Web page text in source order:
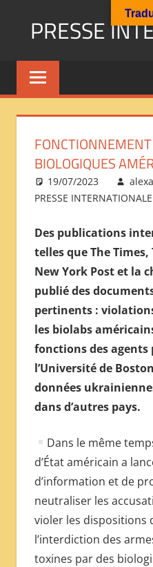
PRESSE
Presse
Internationale
Géopolitique
Immigration
Société
Emploi
Economie
INTERNATIONAL
PRESS
REVIEW
——
ОБЗОР
МЕЖДУНАРОДНОЙ
ПРЕССЫ
BIOLOGIQUES
19/07/2023
PRESSE INTERNATIONALE
Des publications
telles que The
New York Post et la
publié des
pertinents :
les biolabs
fonctions des agents
l’Université de
données
dans d’autres pays.
Dans le même
d’État américain a
d’information et de
neutraliser les
violer les dispositions
l’interdiction des
toxines par des